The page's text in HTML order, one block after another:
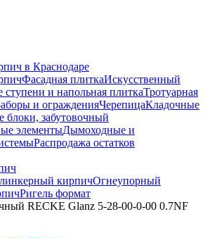
в Краснодаре
Фасадная плиткаИскусственный
и напольная плиткаТротуарная
и огражденияЧерепицаКладочные
блоки, забутовочный
элементыДымоходные и
Распродажа остатков
кирпичОгнеупорный
Ригель формат
RECKE Glanz 5-28-00-0-00 0.7NF